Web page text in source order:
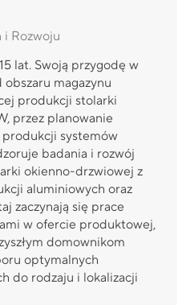
i Rozwoju
lat. Swoją przygodę w
obszaru magazynu
produkcji stolarki
przez planowanie
produkcji systemów
badania i rozwój
okienno-drzwiowej z
aluminiowych oraz
zaczynają się prace
w ofercie produktowej,
domownikom
optymalnych
do rodzaju i lokalizacji